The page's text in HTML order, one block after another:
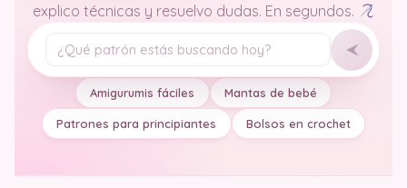
explico técnicas y resuelvo dudas. En segundos.
Tu pregunta
Amigurumis fáciles Mantas de bebé
Patrones para principiantes Bolsos en crochet